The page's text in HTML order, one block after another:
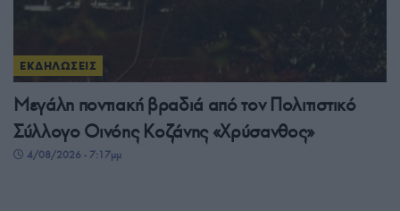
ΕΚΔΗΛΩΣΕΙΣ
Μεγάλη ποντιακή βραδιά από τον Πολιτιστικό
Σύλλογο Οινόης Κοζάνης «Χρύσανθος»
4/08/2026 - 7:17μμ